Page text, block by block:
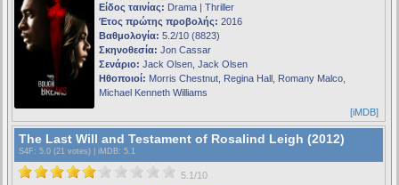
Είδος ταινίας: Drama | Thriller
Έτος πρώτης προβολής: 2016
Βαθμολογία: 5.2/10 (8823)
Σκηνοθεσία: Jon Cassar
Σενάριο: Jack Olsen, Jack Olsen
Ηθοποιοί: Morris Chestnut, Regina Hall, Romany Malco,
Michael Kenneth Williams
[iMDB]
The Last Will and Testament of Rosalind Leigh (2012)
S4F : 5.0 (21 votes) | iMDB: 5.1
5.1/10